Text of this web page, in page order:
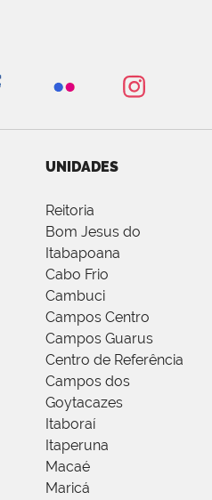
UNIDADES
Reitoria
Bom Jesus do
Itabapoana
Cabo Frio
Cambuci
Campos Centro
Campos Guarus
Centro de Referência
Campos dos
Goytacazes
Itaboraí
Itaperuna
Macaé
Maricá